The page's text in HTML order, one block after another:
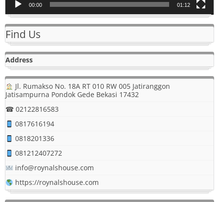
00:00 01:12
Find Us
Address
Jl. Rumakso No. 18A RT 010 RW 005 Jatiranggon
Jatisampurna Pondok Gede Bekasi 17432
☎ 02122816583
0817616194
0818201336
081212407272
info@roynalshouse.com
https://roynalshouse.com